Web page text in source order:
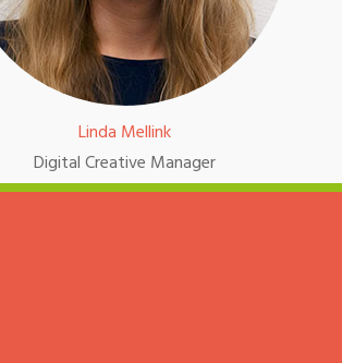
Linda Mellink
Digital Creative Manager
085 303 7178 / contact@dslab.nl